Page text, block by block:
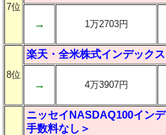
7位
→ 1万2703円
8位
楽天・全米株式インデック
→ 4万3907円
ニッセイNASDAQ100イン
手数料なし＞